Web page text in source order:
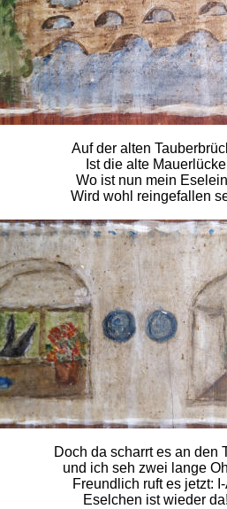
Auf der alten
Ist die alte Mauerlücke
Wo ist nun mein
Wird wohl reingefallen
Doch da scharrt es an den
und ich seh zwei lange
Freundlich ruft es jetzt:
Eselchen ist wieder da!